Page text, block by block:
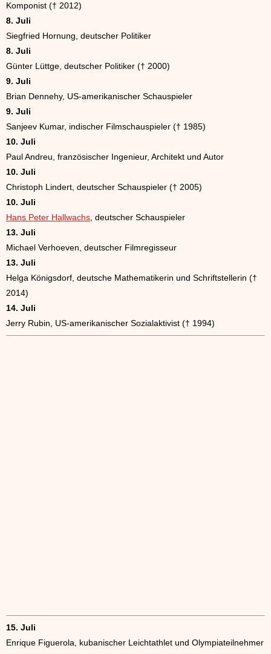
Komponist († 2012)
8. Juli
Siegfried Hornung, deutscher Politiker
8. Juli
Günter Lüttge, deutscher Politiker († 2000)
9. Juli
Brian Dennehy, US-amerikanischer Schauspieler
9. Juli
Sanjeev Kumar, indischer Filmschauspieler († 1985)
10. Juli
Paul Andreu, französischer Ingenieur, Architekt und Autor
10. Juli
Christoph Lindert, deutscher Schauspieler († 2005)
10. Juli
Hans Peter Hallwachs, deutscher Schauspieler
13. Juli
Michael Verhoeven, deutscher Filmregisseur
13. Juli
Helga Königsdorf, deutsche Mathematikerin und Schriftstellerin (†
2014)
14. Juli
Jerry Rubin, US-amerikanischer Sozialaktivist († 1994)
15. Juli
Enrique Figuerola, kubanischer Leichtathlet und Olympiateilnehmer